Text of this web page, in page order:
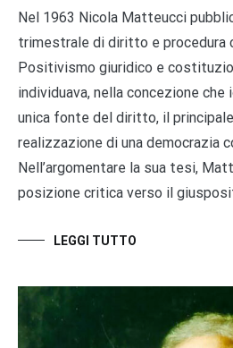
Nel 1963 Nicola Matteucci
trimestrale di diritto e procedura
Positivismo giuridico e
individuava, nella concezione
unica fonte del diritto, il
realizzazione di una democrazia
Nell’argomentare la sua tesi,
posizione critica verso il
LEGGI TUTTO